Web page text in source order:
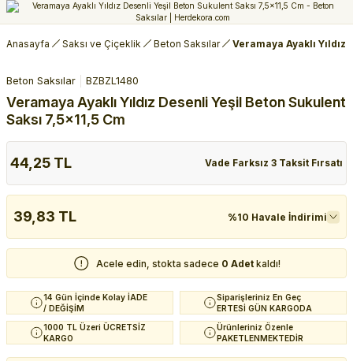
Anasayfa Saksı ve Çiçeklik Beton Saksılar Veramaya Ayaklı Yıldız
Beton Saksılar BZBZL1480
Veramaya Ayaklı Yıldız Desenli Yeşil Beton Sukulent
Saksı 7,5x11,5 Cm
44,25 TL Vade Farksız 3 Taksit Fırsatı
39,83 TL %10 Havale İndirimi
Acele edin, stokta sadece 0 Adet kaldı!
14 Gün İçinde Kolay İADE
/ DEĞİŞİM
Siparişleriniz En Geç
ERTESİ GÜN KARGODA
1000 TL Üzeri ÜCRETSİZ
KARGO
Ürünleriniz Özenle
PAKETLENMEKTEDİR